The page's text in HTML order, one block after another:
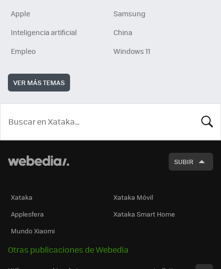
Apple
Samsung
Inteligencia artificial
China
Empleo
Windows 11
VER MÁS TEMAS
SUBIR
Xataka
Xataka Móvil
Applesfera
Xataka Smart Home
Mundo Xiaomi
Otras publicaciones de Webedia